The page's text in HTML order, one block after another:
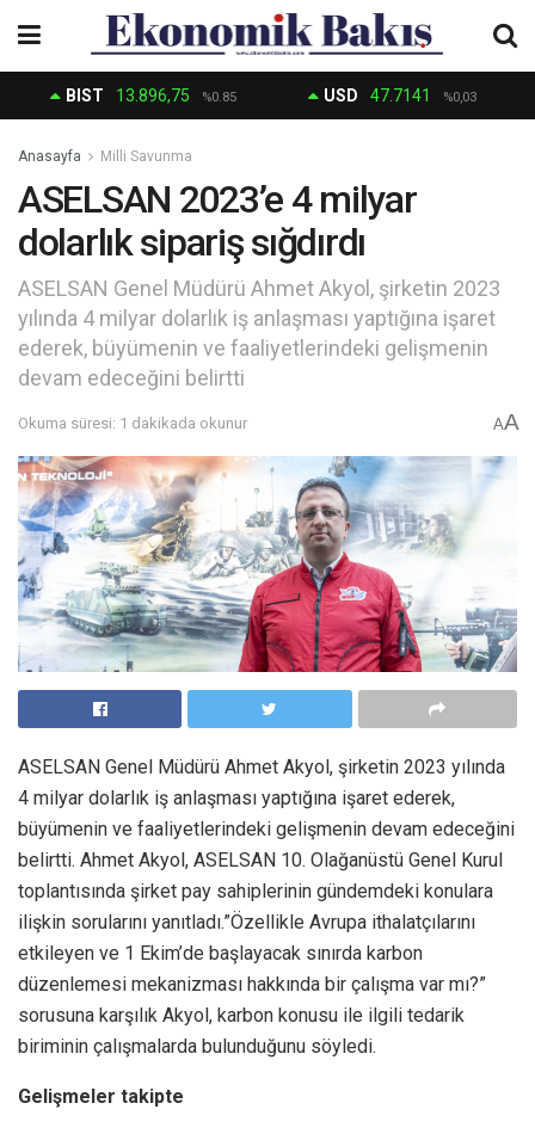
BIST 13.896,75 %0.85 USD 47.7141 %0,03
Anasayfa Milli Savunma
ASELSAN 2023’e 4 milyar
dolarlık sipariş sığdırdı
ASELSAN Genel Müdürü Ahmet Akyol, şirketin 2023
yılında 4 milyar dolarlık iş anlaşması yaptığına işaret
ederek, büyümenin ve faaliyetlerindeki gelişmenin
devam edeceğini belirtti
Okuma süresi: 1 dakikada okunur AA
ASELSAN Genel Müdürü Ahmet Akyol, şirketin 2023 yılında
4 milyar dolarlık iş anlaşması yaptığına işaret ederek,
büyümenin ve faaliyetlerindeki gelişmenin devam edeceğini
belirtti. Ahmet Akyol, ASELSAN 10. Olağanüstü Genel Kurul
toplantısında şirket pay sahiplerinin gündemdeki konulara
ilişkin sorularını yanıtladı.”Özellikle Avrupa ithalatçılarını
etkileyen ve 1 Ekim’de başlayacak sınırda karbon
düzenlemesi mekanizması hakkında bir çalışma var mı?”
sorusuna karşılık Akyol, karbon konusu ile ilgili tedarik
biriminin çalışmalarda bulunduğunu söyledi.
Gelişmeler takipte